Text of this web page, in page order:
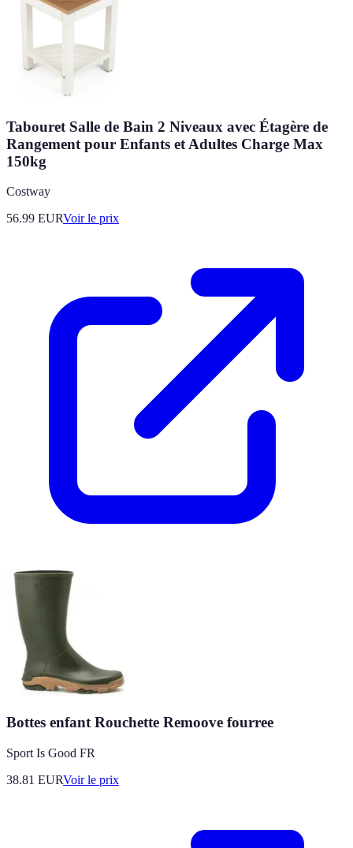
Tabouret Salle de Bain 2 Niveaux avec Étagère de
Rangement pour Enfants et Adultes Charge Max
150kg
Costway
56.99 EURVoir le prix
Bottes enfant Rouchette Remoove fourree
Sport Is Good FR
38.81 EURVoir le prix